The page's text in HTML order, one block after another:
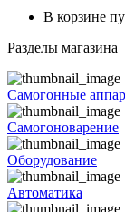
В корзине
Разделы магазина
Самогонные
Самогоноварение
Оборудование
Автоматика